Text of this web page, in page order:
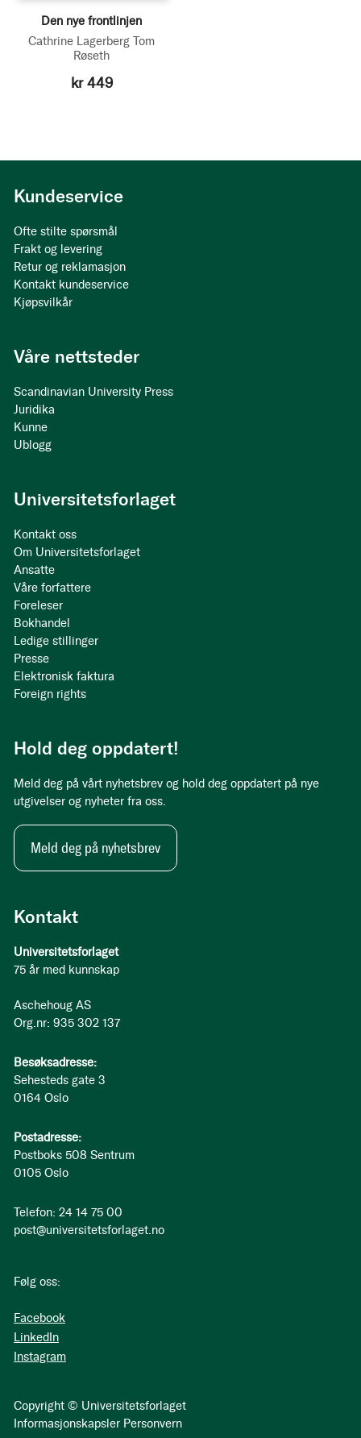
Den nye frontlinjen
Cathrine Lagerberg Tom
Røseth
kr 449
Kontakt
Universitetsforlaget
75 år med kunnskap
Aschehoug AS
Org.nr: 935 302 137
Besøksadresse:
Sehesteds gate 3
0164 Oslo
Postadresse:
Postboks 508 Sentrum
0105 Oslo
Telefon: 24 14 75 00
post@universitetsforlaget.no
Følg oss:
Facebook
LinkedIn
Instagram
Copyright © Universitetsforlaget
Informasjonskapsler Personvern
Kundeservice
Ofte stilte spørsmål
Frakt og levering
Retur og reklamasjon
Kontakt kundeservice
Kjøpsvilkår
Våre nettsteder
Scandinavian University Press
Juridika
Kunne
Ublogg
Universitetsforlaget
Kontakt oss
Om Universitetsforlaget
Ansatte
Våre forfattere
Foreleser
Bokhandel
Ledige stillinger
Presse
Elektronisk faktura
Foreign rights
Hold deg oppdatert!
Meld deg på vårt nyhetsbrev og hold deg oppdatert på nye
utgivelser og nyheter fra oss.
Meld deg på nyhetsbrev